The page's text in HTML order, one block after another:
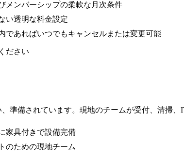
メンバーシップの柔軟な月次条件
い透明な料金設定
であればいつでもキャンセルまたは変更可能
準備されています。現地のチームが受付、清掃
家具付きで設備完備
のための現地チーム